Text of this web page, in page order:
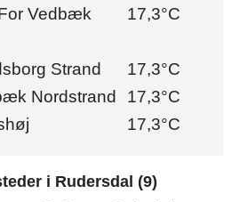
Vedbæk
17,3°C
Strand
17,3°C
Nordstrand
17,3°C
17,3°C
i Rudersdal (9)